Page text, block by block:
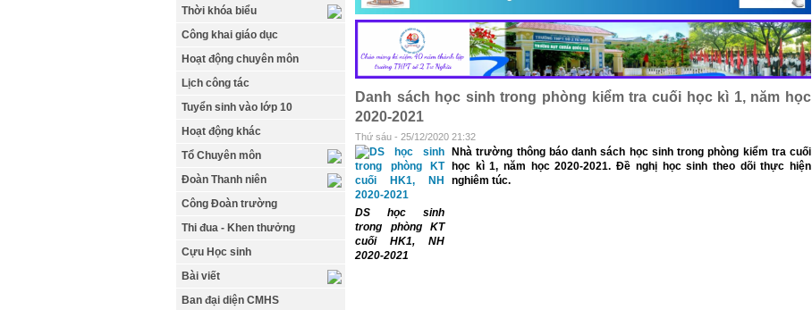
Thời khóa biểu
Công khai giáo dục
Hoạt động chuyên môn
Lịch công tác
Tuyển sinh vào lớp 10
Hoạt động khác
Tổ Chuyên môn
Đoàn Thanh niên
Công Đoàn trường
Thi đua - Khen thưởng
Cựu Học sinh
Bài viết
Ban đại diện CMHS
Danh sách học sinh trong phòng kiểm tra cuối học kì 1, năm học
2020-2021
Thứ sáu - 25/12/2020 21:32
DS học sinh
trong phòng KT
cuối HK1, NH
2020-2021
Nhà trường thông báo danh sách học sinh trong phòng kiểm tra cuối
học kì 1, năm học 2020-2021. Đề nghị học sinh theo dõi thực hiện
nghiêm túc.